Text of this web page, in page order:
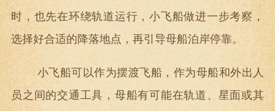
时，也先在环绕轨道运行，小飞船做进一步考察，
选择好合适的降落地点，再引导母船泊岸停靠。
小飞船可以作为摆渡飞船，作为母船和外出人
员之间的交通工具，母船有可能在轨道、星面或其